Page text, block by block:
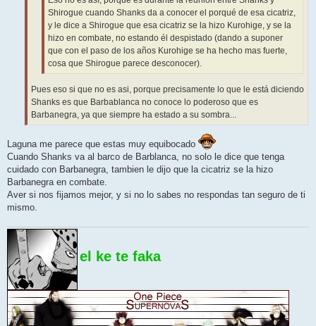
Shirogue cuando Shanks da a conocer el porqué de esa cicatriz,
y le dice a Shirogue que esa cicatriz se la hizo Kurohige, y se la
hizo en combate, no estando él despistado (dando a suponer
que con el paso de los años Kurohige se ha hecho mas fuerte,
cosa que Shirogue parece desconocer).
Pues eso si que no es asi, porque precisamente lo que le está diciendo
Shanks es que Barbablanca no conoce lo poderoso que es
Barbanegra, ya que siempre ha estado a su sombra...
Laguna me parece que estas muy equibocado
Cuando Shanks va al barco de Barblanca, no solo le dice que tenga
cuidado con Barbanegra, tambien le dijo que la cicatriz se la hizo
Barbanegra en combate.
Aver si nos fijamos mejor, y si no lo sabes no respondas tan seguro de ti
mismo.
el ke te faka